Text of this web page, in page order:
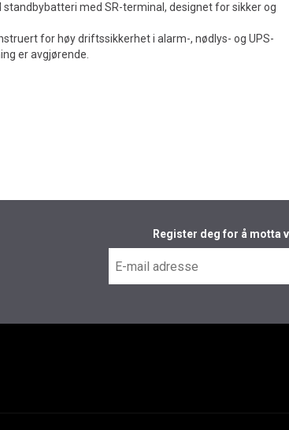
standbybatteri med SR-terminal, designet for sikker og
for høy driftssikkerhet i alarm-, nødlys- og UPS-
er avgjørende.
Register deg for å motta